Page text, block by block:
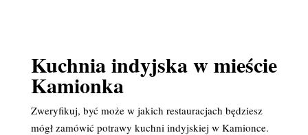
Kuchnia indyjska w mieście
Kamionka
Zweryfikuj, być może w jakich restauracjach będziesz
mógł zamówić potrawy kuchni indyjskiej w Kamionce.